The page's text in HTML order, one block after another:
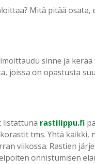
Mitä pitää osata,
sinne ja kerää
joissa on opastusta
listattuna rastilippu.fi
tms. Yhtä kaikki,
viikossa. Rastien
onnistumisen